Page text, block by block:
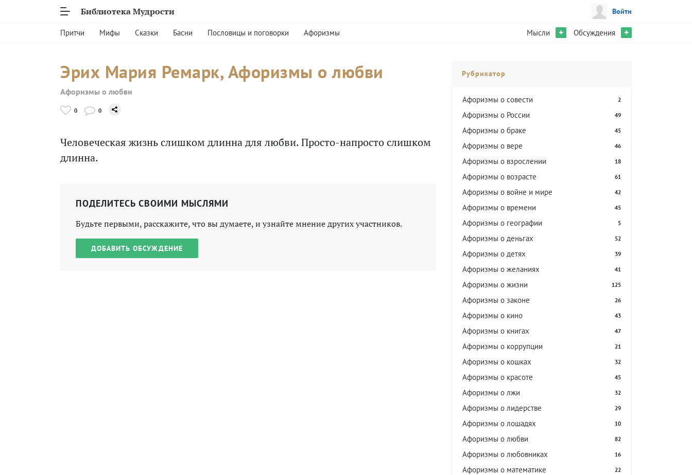
Библиотека Мудрости Войти
Притчи Мифы Сказки Басни Пословицы и поговорки Афоризмы Мысли + Обсуждения +
Эрих Мария Ремарк, Афоризмы о любви
Афоризмы о любви
0 0
Человеческая жизнь слишком длинна для любви. Просто-напросто слишком
длинна.
ПОДЕЛИТЕСЬ СВОИМИ МЫСЛЯМИ
Будьте первыми, расскажите, что вы думаете, и узнайте мнение других участников.
ДОБАВИТЬ ОБСУЖДЕНИЕ
Рубрикатор
Aфоризмы о совести 2
Афоризмы о России 49
Афоризмы о браке 45
Афоризмы о вере 46
Афоризмы о взрослении 18
Афоризмы о возрасте 61
Афоризмы о войне и мире 42
Афоризмы о времени 45
Афоризмы о географии 5
Афоризмы о деньгах 52
Афоризмы о детях 39
Афоризмы о желаниях 41
Афоризмы о жизни 125
Афоризмы о законе 26
Афоризмы о кино 43
Афоризмы о книгах 47
Афоризмы о коррупции 21
Афоризмы о кошках 32
Афоризмы о красоте 45
Афоризмы о лжи 32
Афоризмы о лидерстве 29
Афоризмы о лошадях 10
Афоризмы о любви 82
Афоризмы о любовниках 16
Афоризмы о математике 22